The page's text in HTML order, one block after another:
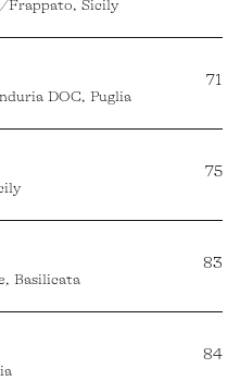
Frappato, Sicily
DOC, Puglia
71
75
Basilicata
83
84